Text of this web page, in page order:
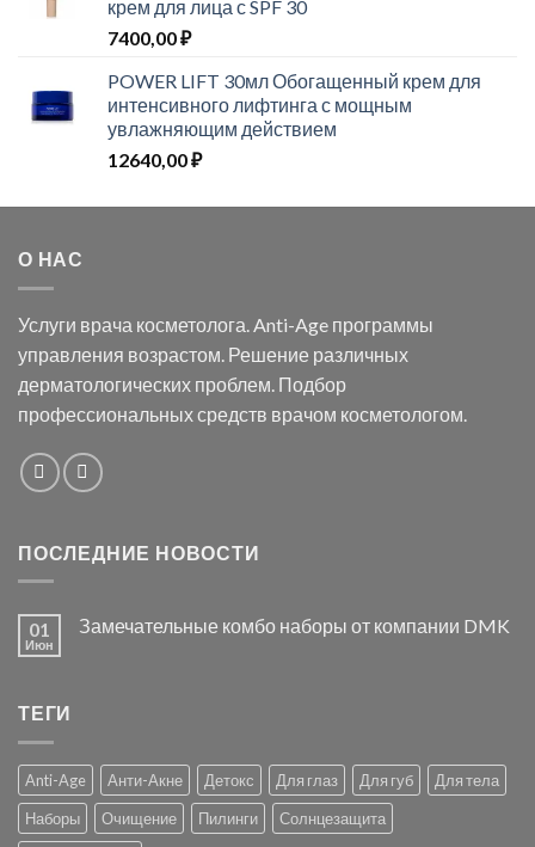
крем для лица с SPF 30
7400,00₽
POWER LIFT 30мл Обогащенный крем для
интенсивного лифтинга с мощным
увлажняющим действием
12640,00₽
О НАС
Услуги врача косметолога. Anti-Age программы
управления возрастом. Решение различных
дерматологических проблем. Подбор
профессиональных средств врачом косметологом.
ПОСЛЕДНИЕ НОВОСТИ
01
Июн
Замечательные комбо наборы от компании DMK
ТЕГИ
Anti-Age Анти-Акне Детокс Для глаз Для губ
Для тела
Наборы
Очищение Пилинги
Солнцезащита